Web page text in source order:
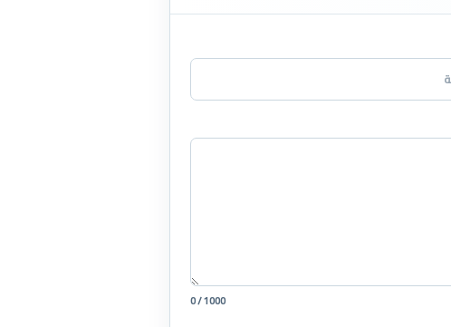
0 / 1000